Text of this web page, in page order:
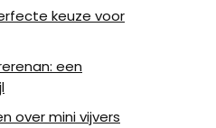
keuze voor
een
over mini vijvers